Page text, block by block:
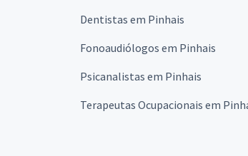
Dentistas em Pinhais
Fonoaudiólogos em Pinhais
Psicanalistas em Pinhais
Terapeutas Ocupacionais em